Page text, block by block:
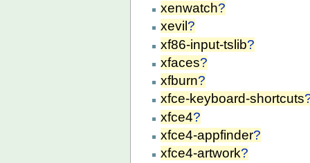
xenwatch?
xevil ?
xf86-input-tslib?
xfaces?
xfburn?
xfce-keyboard-shortcuts
xfce4?
xfce4-appfinder?
xfce4-artwork?